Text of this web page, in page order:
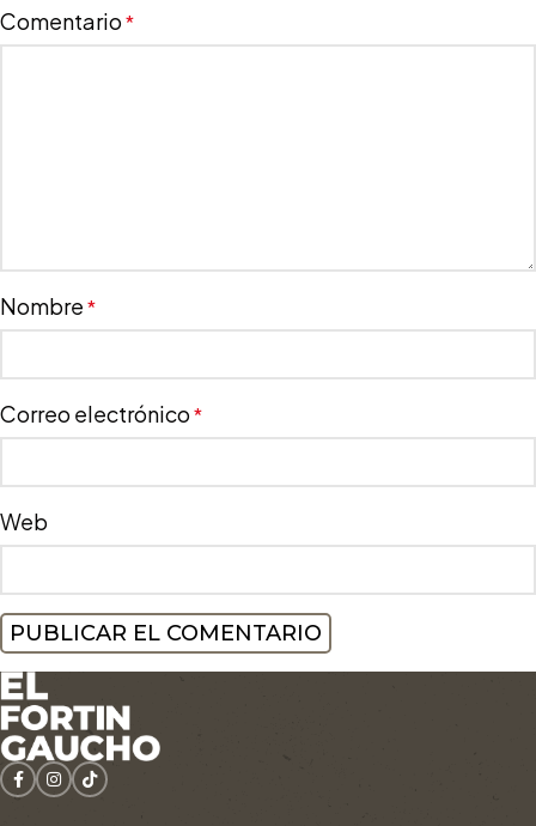
Comentario*
Nombre*
Correo electrónico*
Web